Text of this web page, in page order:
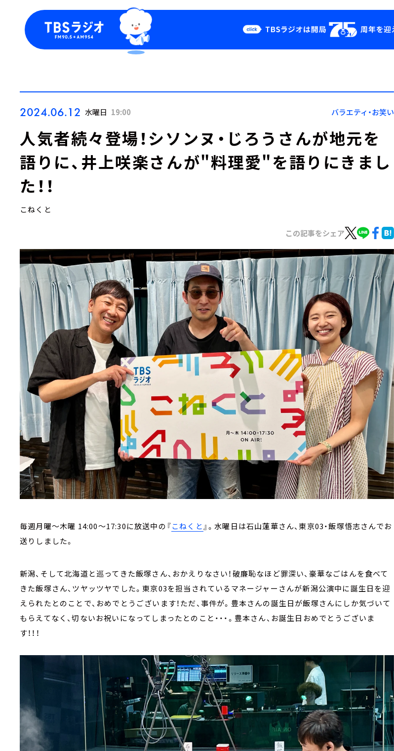
Podcast
YouTube
会社情報
2024.06.12 水曜日 19:00 バラエティ・お笑い
人気者続々登場！シソンヌ・じろうさんが地元を
語りに、井上咲楽さんが"料理愛"を語りにきまし
た！！
こねくと
この記事をシェア
毎週月曜～木曜 14:00～17:30に放送中の『こねくと 』。水曜日は石山蓮華さん、東京03・飯塚悟志さんでお
送りしました。
新潟、そして北海道と巡ってきた飯塚さん、おかえりなさい！破廉恥なほど罪深い、豪華なごはんを食べて
きた飯塚さん、ツヤッツヤでした。東京03を担当されているマネージャーさんが新潟公演中に誕生日を迎
えられたとのことで、おめでとうございます！ただ、事件が。豊本さんの誕生日が飯塚さんにしか気づいて
もらえてなく、切ないお祝いになってしまったとのこと・・・。豊本さん、お誕生日おめでとうございま
す！！！